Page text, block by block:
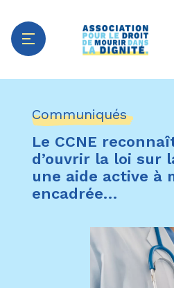
contenu
principal
Communiqués
Le CCNE
d’ouvrir la loi sur
une aide active à
encadrée…